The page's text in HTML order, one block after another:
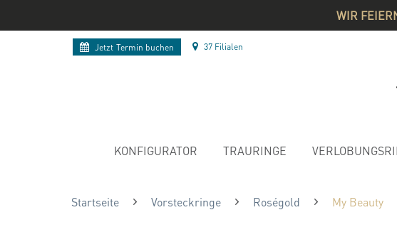
WIR
Jetzt Termin buchen 37 Filialen
KONFIGURATOR TRAURINGE
Startseite Vorsteckringe Roségold My Beauty